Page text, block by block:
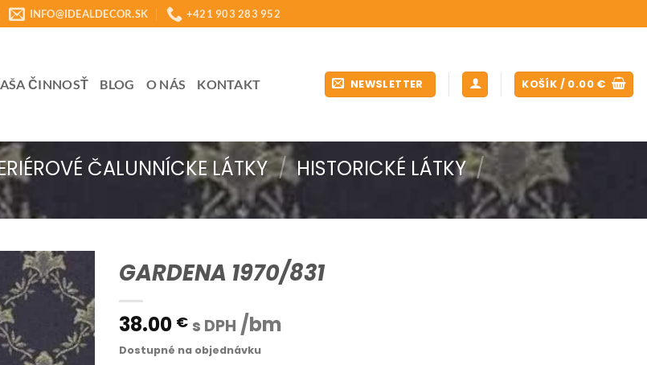
INFO@IDEALDECOR.SK +421 903 283 952
ČINNOSŤ BLOG O NÁS KONTAKT NEWSLETTER KOŠÍK / 0.00 €
ČALUNNÍCKE LÁTKY / HISTORICKÉ LÁTKY /
GARDENA 1970/831
38.00 € s DPH /bm
Dostupné na objednávku